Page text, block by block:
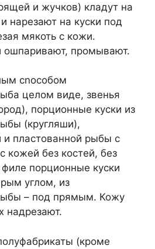
и жучков) кладут на
нарезают на куски под
мякоть с кожи.
ошпаривают, промывают.
сnособом
целом виде, звенья
порционные куски из
(кругляши),
и пластованной рыбы с
кожей без костей, без
порционные куски
углом, из
– под прямым. Кожу
надрезают.
(кроме